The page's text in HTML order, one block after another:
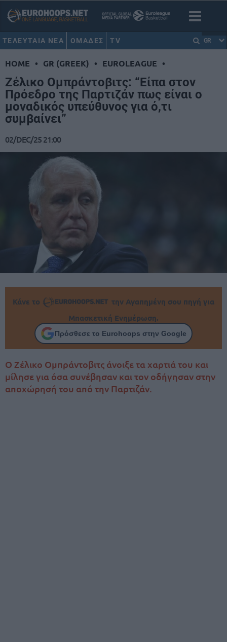
ΤΕΛΕΥΤΑΙΑ ΝΕΑ ΟΜΑΔΕΣ TV GR
HOME • GR (GREEK) • EUROLEAGUE •
Ζέλικο Ομπράντοβιτς: “Είπα στον
Πρόεδρο της Παρτιζάν πως είναι ο
μοναδικός υπεύθυνος για ό,τι
συμβαίνει”
02/DEC/25 21:00
Κάνε το
την Αγαπημένη σου πηγή για
Μπασκετική Ενημέρωση.
Πρόσθεσε το Eurohoops στην Google
Ο Ζέλικο Ομπράντοβιτς άνοιξε τα χαρτιά του και
μίλησε για όσα συνέβησαν και τον οδήγησαν στην
αποχώρησή του από την Παρτιζάν.